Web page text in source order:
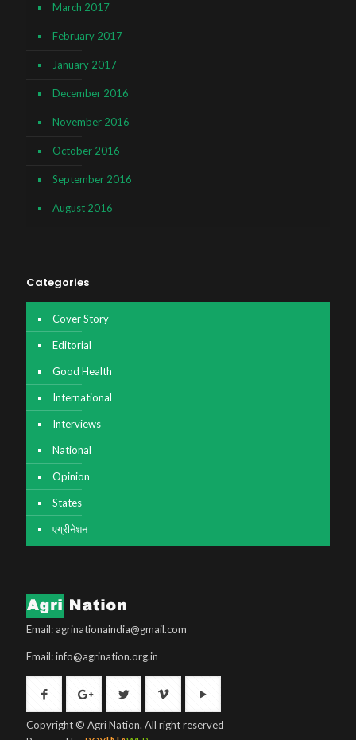
March 2017
February 2017
January 2017
December 2016
November 2016
October 2016
September 2016
August 2016
Categories
Cover Story
Editorial
Good Health
International
Interviews
National
Opinion
States
एग्रीनेशन
Email: agrinationaindia@gmail.com
Email: info@agrination.org.in
Copyright © Agri Nation. All right reserved